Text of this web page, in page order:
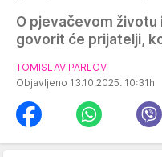
O pjevačevom životu
govorit će prijatelji,
TOMISLAV PARLOV
Objavljeno 13.10.2025. 10:31h